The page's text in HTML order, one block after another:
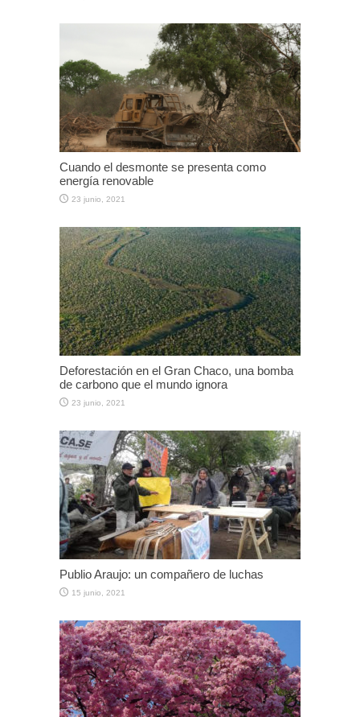
Cuando el desmonte se presenta como
energía renovable
23 junio, 2021
Deforestación en el Gran Chaco, una bomba
de carbono que el mundo ignora
23 junio, 2021
Publio Araujo: un compañero de luchas
15 junio, 2021